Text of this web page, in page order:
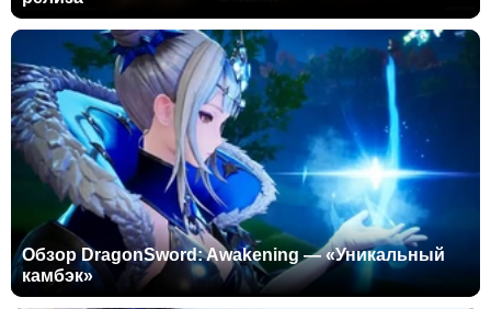
Обзор DragonSword: Awakening — «Уникальный
камбэк»